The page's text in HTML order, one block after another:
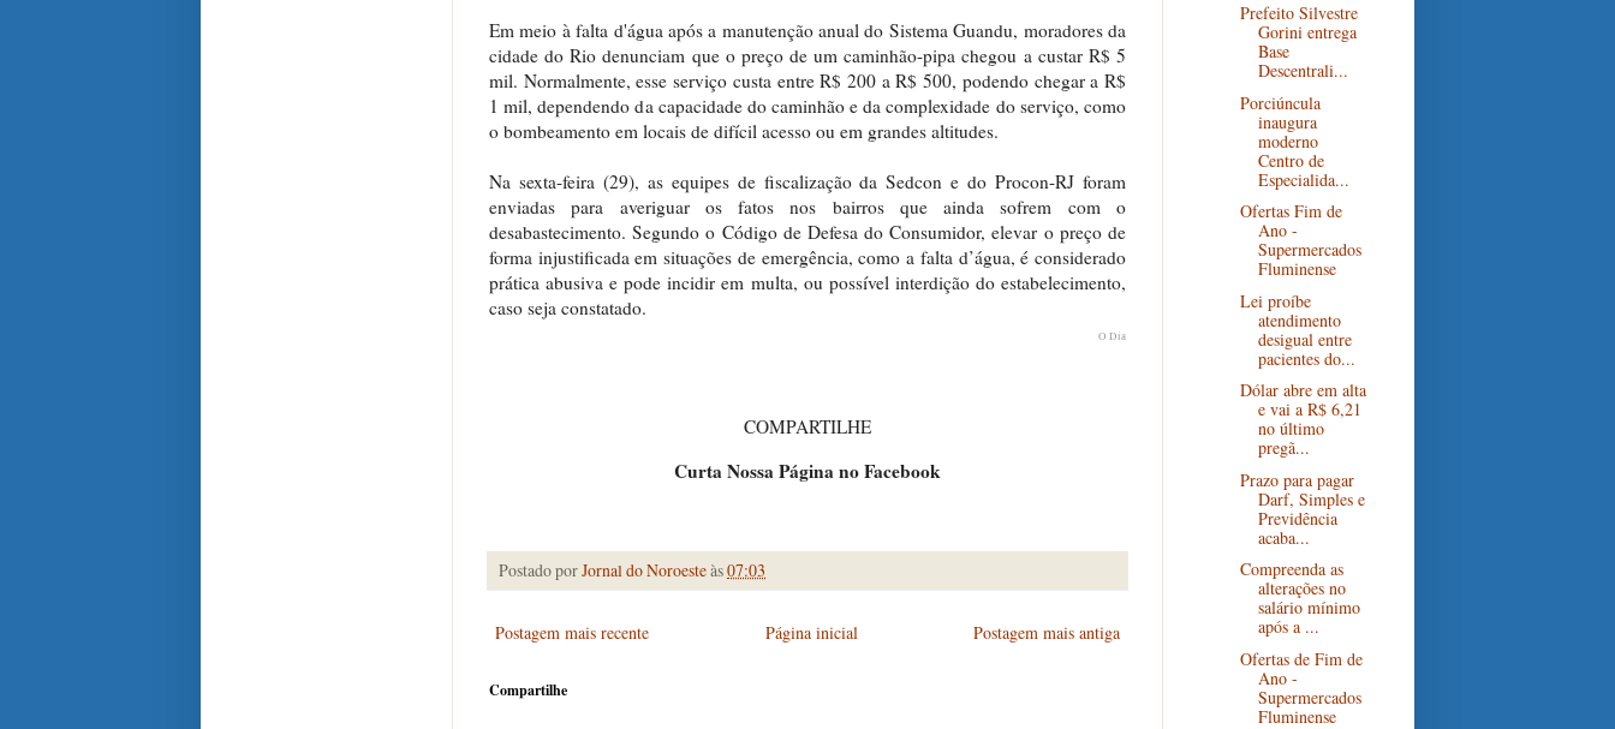
Em meio à falta d'água após a manutenção anual do Sistema Guandu, moradores da
cidade do Rio denunciam que o preço de um caminhão-pipa chegou a custar R$ 5
mil. Normalmente, esse serviço custa entre R$ 200 a R$ 500, podendo chegar a R$
1 mil, dependendo da capacidade do caminhão e da complexidade do serviço, como
o bombeamento em locais de difícil acesso ou em grandes altitudes.
Na sexta-feira (29), as equipes de fiscalização da Sedcon e do Procon-RJ foram
enviadas para averiguar os fatos nos bairros que ainda sofrem com o
desabastecimento. Segundo o Código de Defesa do Consumidor, elevar o preço de
forma injustificada em situações de emergência, como a falta d’água, é considerado
prática abusiva e pode incidir em multa, ou possível interdição do estabelecimento,
caso seja constatado.
O Dia
COMPARTILHE
Curta Nossa Página no Facebook
Postado porJornal do Noroesteàs07:03
Postagem mais recente Postagem mais antiga
Página inicial
Compartilhe
Prefeito Silvestre
Gorini entrega
Base
Descentrali...
Porciúncula
inaugura
moderno
Centro de
Especialida...
Ofertas Fim de
Ano -
Supermercados
Fluminense
Lei proíbe
atendimento
desigual entre
pacientes do...
Dólar abre em alta
e vai a R$ 6,21
no último
pregã...
Prazo para pagar
Darf, Simples e
Previdência
acaba...
Compreenda as
alterações no
salário mínimo
após a ...
Ofertas de Fim de
Ano -
Supermercados
Fluminense